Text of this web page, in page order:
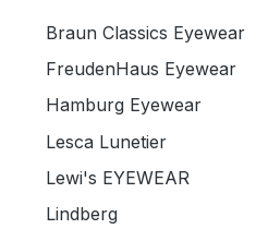
Braun Classics Eyewear
FreudenHaus Eyewear
Hamburg Eyewear
Lesca Lunetier
Lewi's EYEWEAR
Lindberg